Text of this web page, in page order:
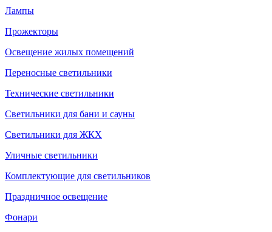
Лампы
Прожекторы
Освещение жилых помещений
Переносные светильники
Технические светильники
Светильники для бани и сауны
Светильники для ЖКХ
Уличные светильники
Комплектующие для светильников
Праздничное освещение
Фонари